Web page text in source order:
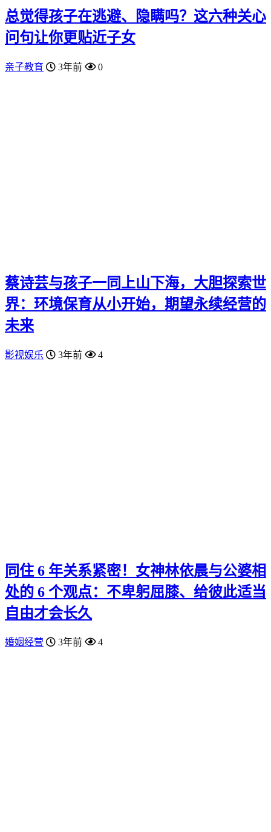
总觉得孩子在逃避、隐瞒吗？这六种关心
问句让你更贴近子女
亲子教育 3年前 0
蔡诗芸与孩子一同上山下海，大胆探索世
界：环境保育从小开始，期望永续经营的
未来
影视娱乐 3年前 4
同住 6 年关系紧密！女神林依晨与公婆相
处的 6 个观点：不卑躬屈膝、给彼此适当
自由才会长久
婚姻经营 3年前 4